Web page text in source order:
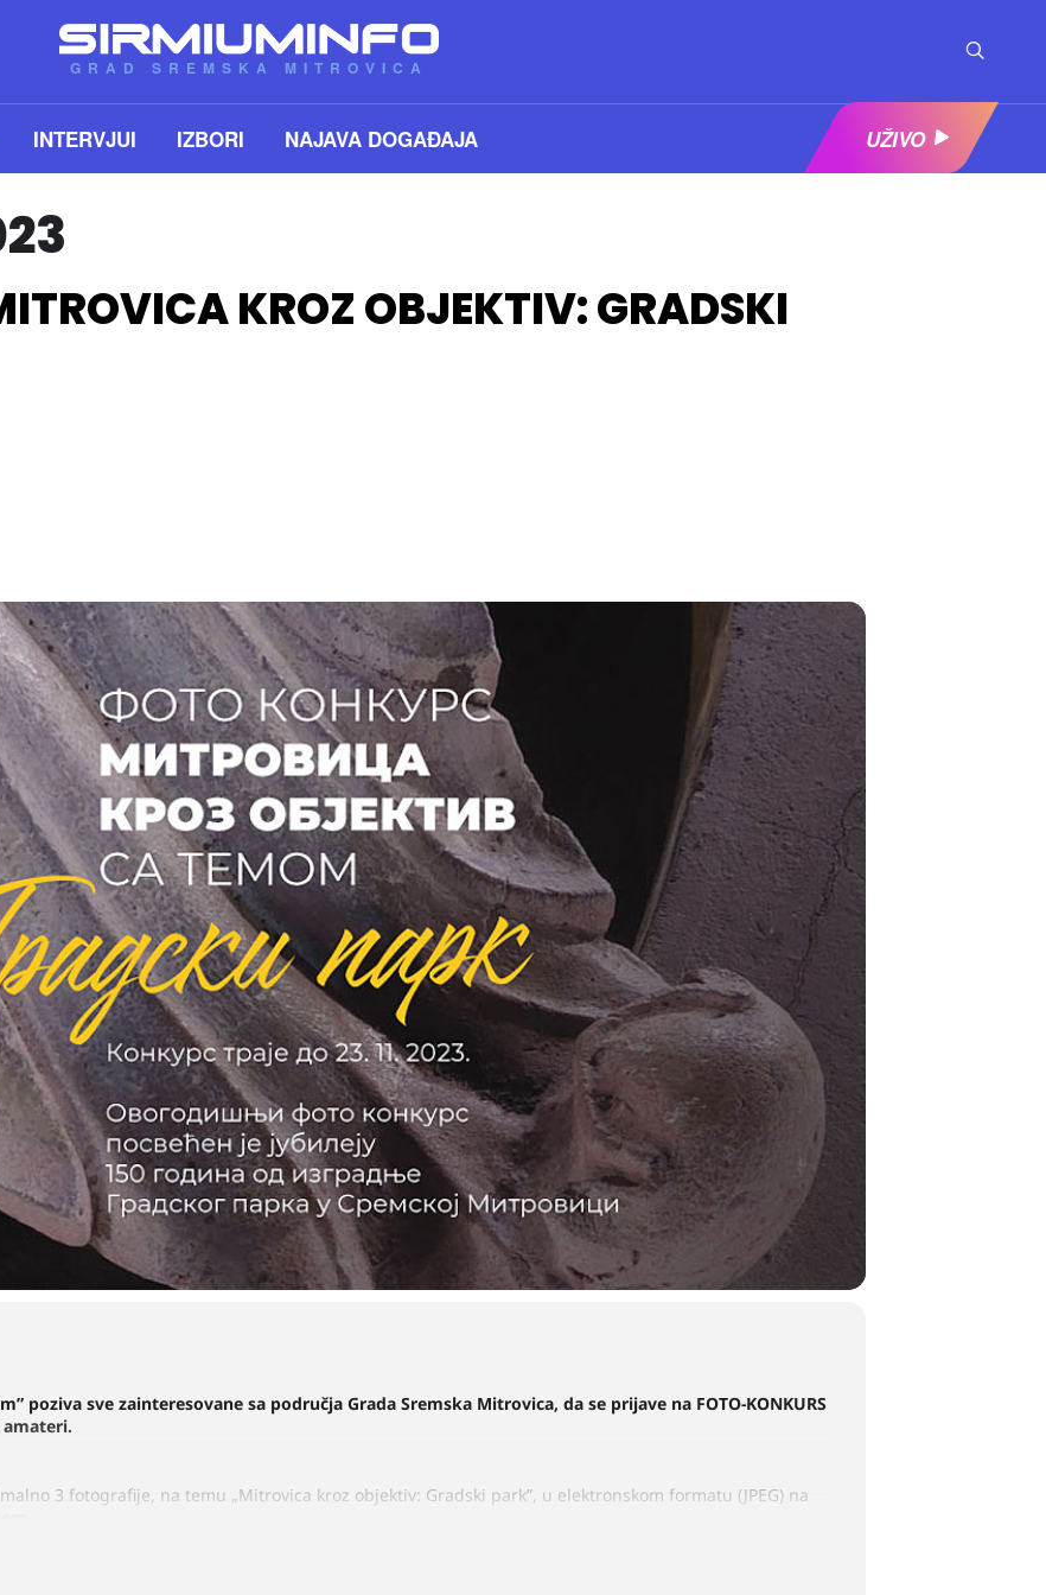
GRAD SREMSKA MITROVICA
INTERVJUI IZBORI NAJAVA DOGAĐAJA UŽIVO
KROZ OBJEKTIV: GRADSKI
poziva sve zainteresovane sa područja Grada Sremska Mitrovica, da se prijave na FOTO-KONKURS
amateri.
3 fotografije, na temu „Mitrovica kroz objektiv: Gradski park”, u elektronskom formatu (JPEG) na
objavljene na Facebook stranici Ustanove za negovanje kulture „Srem”